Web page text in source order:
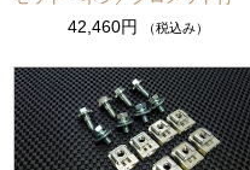
42,460円
（税込み）